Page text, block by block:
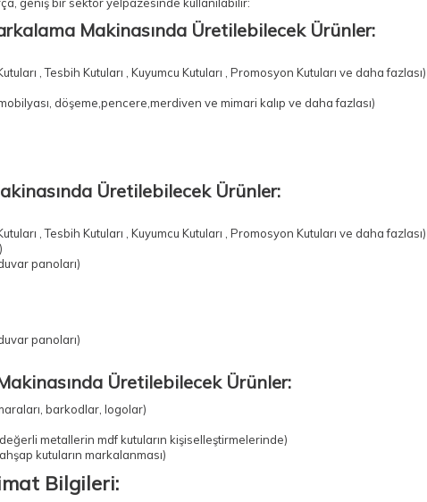
Makinasında Üretilebilecek Ürünler:
, Tesbih Kutuları , Kuyumcu Kutuları , Promosyon Kutuları ve daha
döşeme,pencere,merdiven ve mimari kalıp ve daha fazlası)
Üretilebilecek Ürünler:
, Tesbih Kutuları , Kuyumcu Kutuları , Promosyon Kutuları ve daha
panoları)
panoları)
Üretilebilecek Ürünler:
barkodlar, logolar)
metallerin mdf kutuların kişiselleştirmelerinde)
kutuların markalanması)
Bilgileri: